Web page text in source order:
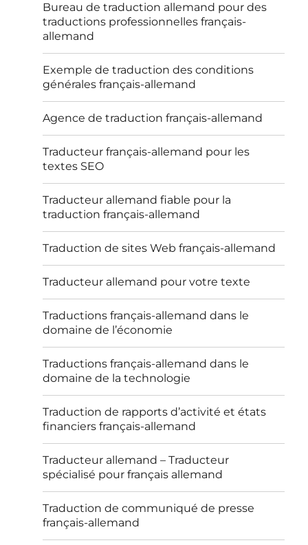
Bureau de traduction allemand pour des
traductions professionnelles français-
allemand
Exemple de traduction des conditions
générales français-allemand
Agence de traduction français-allemand
Traducteur français-allemand pour les
textes SEO
Traducteur allemand fiable pour la
traduction français-allemand
Traduction de sites Web français-allemand
Traducteur allemand pour votre texte
Traductions français-allemand dans le
domaine de l’économie
Traductions français-allemand dans le
domaine de la technologie
Traduction de rapports d’activité et états
financiers français-allemand
Traducteur allemand – Traducteur
spécialisé pour français allemand
Traduction de communiqué de presse
français-allemand